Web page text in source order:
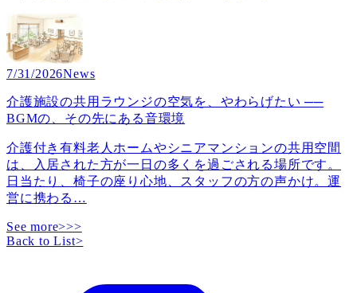
7/31/2026News
介護施設の共用ラウンジの空気を、やわらげたい ──
BGMの、その先にある音環境
介護付き有料老人ホームやシニアマンションの共用空間
は、入居された方が一日の多くを過ごされる場所です。
日当たり、椅子の座り心地、スタッフの方の声かけ。運
営に携わる …
See more>>>
Back to List>